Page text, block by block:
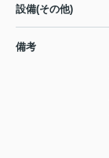
設備(その他)
備考